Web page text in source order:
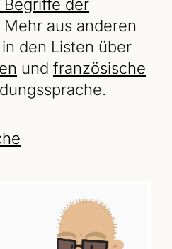
der
Mehr aus anderen
den Listen über
und französische